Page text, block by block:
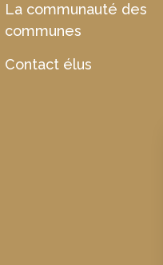
La communauté des
communes
Contact élus